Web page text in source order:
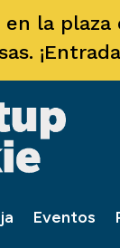
la plaza
Eventos